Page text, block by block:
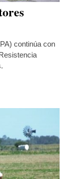
continúa con